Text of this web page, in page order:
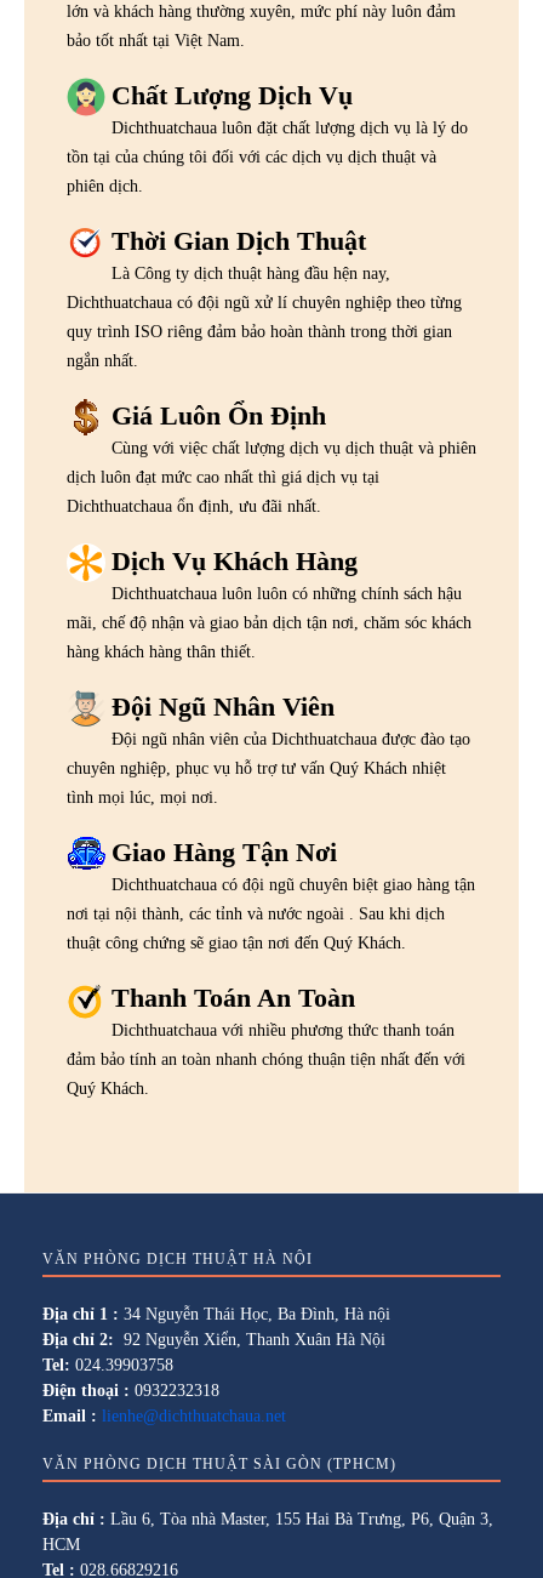
lớn và khách hàng thường xuyên, mức phí này luôn đảm
bảo tốt nhất tại Việt Nam.
Chất Lượng Dịch Vụ
Dichthuatchaua luôn đặt chất lượng dịch vụ là lý do
tồn tại của chúng tôi đối với các dịch vụ dịch thuật và
phiên dịch.
Thời Gian Dịch Thuật
Là Công ty dịch thuật hàng đầu hện nay,
Dichthuatchaua có đội ngũ xử lí chuyên nghiệp theo từng
quy trình ISO riêng đảm bảo hoàn thành trong thời gian
ngắn nhất.
Giá Luôn Ổn Định
Cùng với việc chất lượng dịch vụ dịch thuật và phiên
dịch luôn đạt mức cao nhất thì giá dịch vụ tại
Dichthuatchaua ổn định, ưu đãi nhất.
Dịch Vụ Khách Hàng
Dichthuatchaua luôn luôn có những chính sách hậu
mãi, chế độ nhận và giao bản dịch tận nơi, chăm sóc khách
hàng khách hàng thân thiết.
Đội Ngũ Nhân Viên
Đội ngũ nhân viên của Dichthuatchaua được đào tạo
chuyên nghiệp, phục vụ hỗ trợ tư vấn Quý Khách nhiệt
tình mọi lúc, mọi nơi.
Giao Hàng Tận Nơi
Dichthuatchaua có đội ngũ chuyên biệt giao hàng tận
nơi tại nội thành, các tỉnh và nước ngoài . Sau khi dịch
thuật công chứng sẽ giao tận nơi đến Quý Khách.
Thanh Toán An Toàn
Dichthuatchaua với nhiều phương thức thanh toán
đảm bảo tính an toàn nhanh chóng thuận tiện nhất đến với
Quý Khách.
VĂN PHÒNG DỊCH THUẬT HÀ NỘI
Địa chỉ 1 : 34 Nguyễn Thái Học, Ba Đình, Hà nội
Địa chỉ 2: 92 Nguyễn Xiển, Thanh Xuân Hà Nội
Tel: 024.39903758
Điện thoại : 0932232318
Email : lienhe@dichthuatchaua.net
VĂN PHÒNG DỊCH THUẬT SÀI GÒN (TPHCM)
Địa chỉ : Lầu 6, Tòa nhà Master, 155 Hai Bà Trưng, P6, Quận 3,
HCM
Tel : 028.66829216